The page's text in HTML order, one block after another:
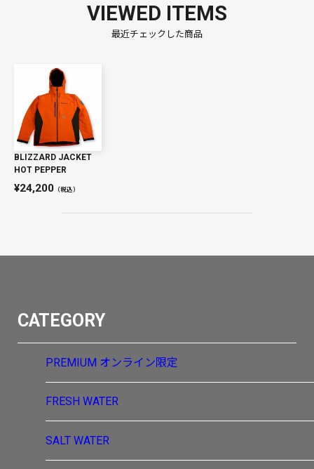
VIEWED ITEMS
最近チェックした商品
BLIZZARD JACKET
HOT PEPPER
24,200 （税込）
CATEGORY
PREMIUM オンライン限定
FRESH WATER
SALT WATER